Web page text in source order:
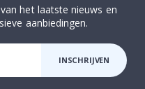
het laatste nieuws en
aanbiedingen.
INSCHRIJVEN